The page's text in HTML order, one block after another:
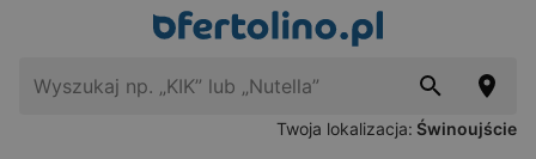
Twoja lokalizacja: Świnoujście